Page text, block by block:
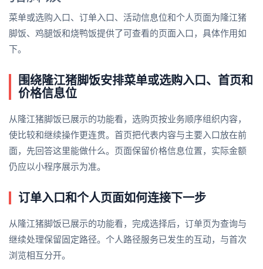
菜单或选购入口、订单入口、活动信息位和个人页面为隆江猪
脚饭、鸡腿饭和烧鸭饭提供了可查看的页面入口，具体作用如
下。
围绕隆江猪脚饭安排菜单或选购入口、首页和
价格信息位
从隆江猪脚饭已展示的功能看，选购页按业务顺序组织内容，
使比较和继续操作更连贯。首页把代表内容与主要入口放在前
面，先回答这里能做什么。页面保留价格信息位置，实际金额
仍应以小程序展示为准。
订单入口和个人页面如何连接下一步
从隆江猪脚饭已展示的功能看，完成选择后，订单页为查询与
继续处理保留固定路径。个人路径服务已发生的互动，与首次
浏览相互分开。